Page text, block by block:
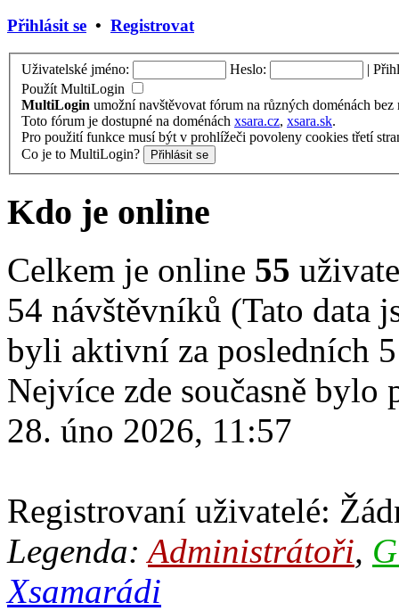
Přihlásit se • Registrovat
Uživatelské jméno: Heslo: |
Použít MultiLogin
MultiLogin umožní navštěvovat fórum na různých doménách
Toto fórum je dostupné na doménách xsara.cz, xsara.sk.
Pro použití funkce musí být v prohlížeči povoleny cookies třetí
Co je to MultiLogin?
Kdo je online
Celkem je online 55
54 návštěvníků (Tato data
byli aktivní za posledních
Nejvíce zde současně
28. úno 2026, 11:57
Registrovaní uživatelé:
Legenda:Administrátoři,
Xsamarádi